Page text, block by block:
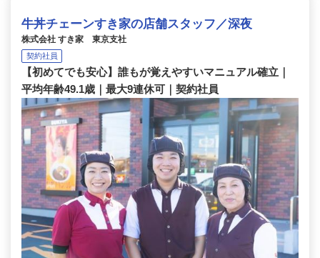
牛丼チェーンすき家の店舗スタッフ／深夜
株式会社 すき家 東京支社
契約社員
【初めてでも安心】誰もが覚えやすいマニュアル確立｜
平均年齢49.1歳｜最大9連休可｜契約社員